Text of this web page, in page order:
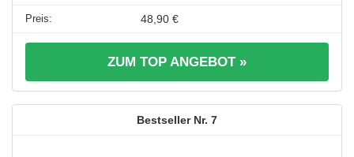
48,90 €
ZUM TOP ANGEBOT »
7